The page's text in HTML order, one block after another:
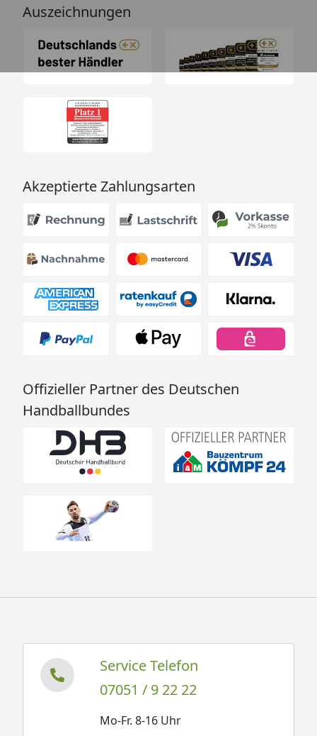
Auszeichnungen
Akzeptierte Zahlungsarten
Offizieller Partner des Deutschen
Handballbundes
Service Telefon
07051 / 9 22 22
Mo-Fr. 8-16 Uhr